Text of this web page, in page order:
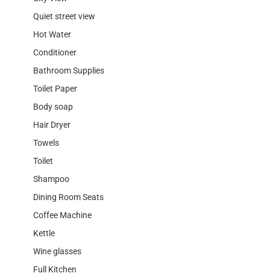
Quiet street view
Hot Water
Conditioner
Bathroom Supplies
Toilet Paper
Body soap
Hair Dryer
Towels
Toilet
Shampoo
Dining Room Seats
Coffee Machine
Kettle
Wine glasses
Full Kitchen